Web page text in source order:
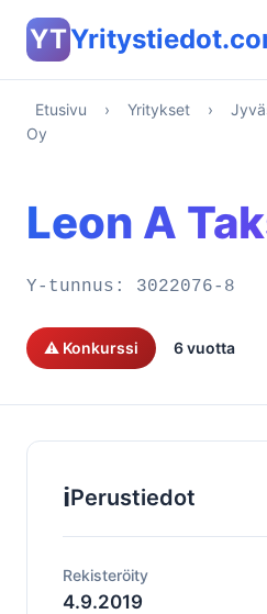
YT
Etusivu › Yritykset ›
Oy
Leon A
Y-tunnus: 3022076-8
⚠️ Konkurssi 6 vuotta
ℹ️Perustiedot
Rekisteröity
4.9.2019